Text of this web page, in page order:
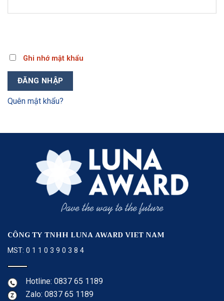
Ghi nhớ mật khẩu
ĐĂNG NHẬP
Quên mật khẩu?
CÔNG TY TNHH LUNA AWARD VIET NAM
MST: 0 1 1 0 3 9 0 3 8 4
Hotline: 0837 65 1189
Zalo: 0837 65 1189